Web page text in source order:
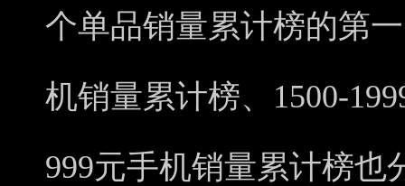
个单品销量累计榜的第
机销量累计榜、1500-
999元手机销量累计榜也